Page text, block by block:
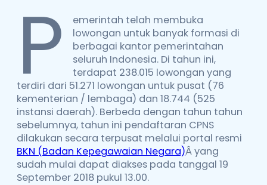
P
emerintah telah membuka
lowongan untuk banyak formasi di
berbagai kantor pemerintahan
seluruh Indonesia. Di tahun ini,
terdapat 238.015 lowongan yang
terdiri dari 51.271 lowongan untuk pusat (76
kementerian / lembaga) dan 18.744 (525
instansi daerah). Berbeda dengan tahun tahun
sebelumnya, tahun ini pendaftaran CPNS
dilakukan secara terpusat melalui portal resmi
BKN (Badan Kepegawaian Negara)Â yang
sudah mulai dapat diakses pada tanggal 19
September 2018 pukul 13.00.